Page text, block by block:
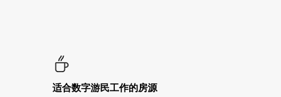
适合数字游民工作的房源